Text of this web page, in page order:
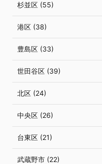
杉並区 (55)
港区 (38)
豊島区 (33)
世田谷区 (39)
北区 (24)
中央区 (26)
台東区 (21)
武蔵野市 (22)